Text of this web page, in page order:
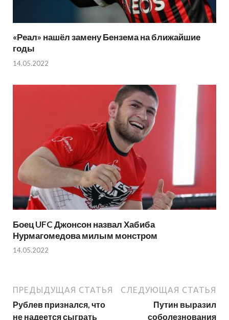
«Реал» нашёл замену Бензема на ближайшие
годы
14.05.2022
Боец UFC Джонсон назвал Хабиба
Нурмагомедова милым монстром
14.05.2022
ПРЕДЫДУЩАЯ СТАТЬЯ
Рублев признался, что
не надеется сыграть
СЛЕДУЮЩАЯ СТАТЬЯ
Путин выразил
соболезнования